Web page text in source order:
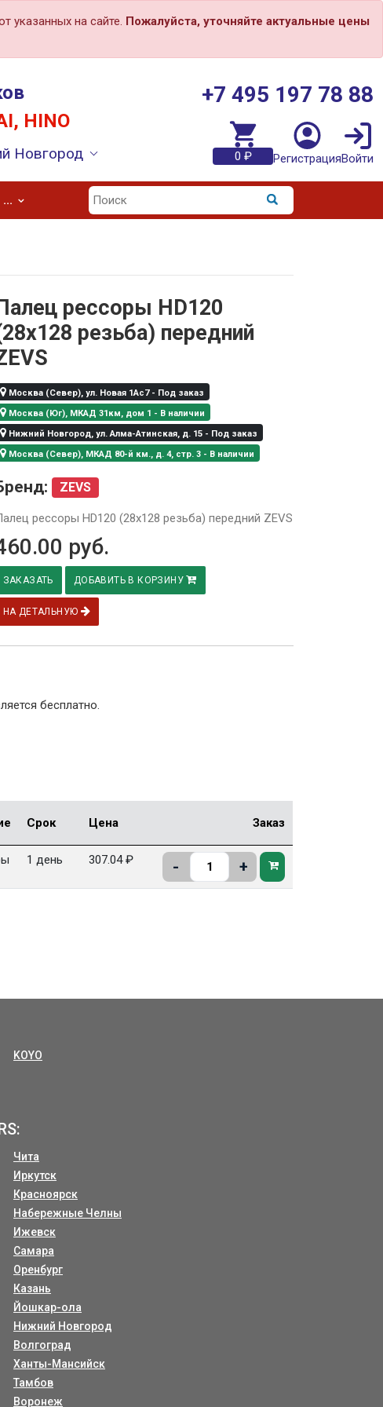
указанных на сайте. Пожалуйста, уточняйте актуальные цены
HINO
Новгород
+7 495 197 78 88
0 ₽ РегистрацияВойти
...
рессоры HD120
резьба) передний
Москва (Север), ул. Новая 1Ас7 - Под заказ
Москва (Юг), МКАД 31км, дом 1 - В наличии
Нижний Новгород, ул. Алма-Атинская, д. 15 - Под заказ
Москва (Север), МКАД 80-й км., д. 4, стр. 3 - В наличии
ZEVS
рессоры HD120 (28х128 резьба) передний ZEVS
руб.
ЗАКАЗАТЬ ДОБАВИТЬ В КОРЗИНУ
НА ДЕТАЛЬНУЮ
бесплатно.
Срок Цена Заказ
1 день 307.04 ₽ - +
KOYO
Чита
Иркутск
Красноярск
Набережные Челны
Ижевск
Самара
Оренбург
Казань
Йошкар-ола
Нижний Новгород
Волгоград
Ханты-Мансийск
Тамбов
Воронеж